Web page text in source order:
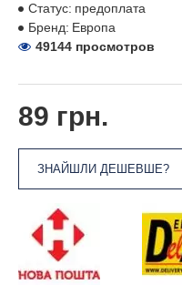
89 грн.
ЗНАЙШЛИ ДЕШЕВШЕ?
Статус: предоплата
Бренд: Европа
49144 просмотров